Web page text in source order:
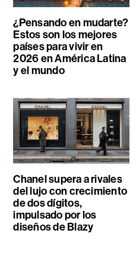
¿Pensando en mudarte?
Estos son los mejores
países para vivir en
2026 en América Latina
y el mundo
Chanel supera a rivales
del lujo con crecimiento
de dos dígitos,
impulsado por los
diseños de Blazy